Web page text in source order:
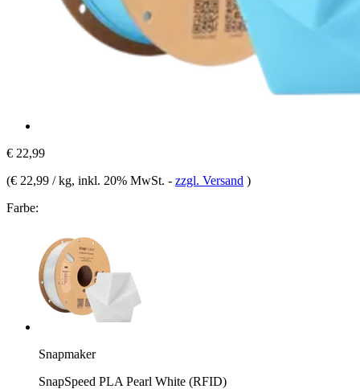
€ 22,99
(€ 22,99 / kg, inkl. 20% MwSt. - zzgl. Versand )
Farbe:
Snapmaker
SnapSpeed PLA Pearl White (RFID)